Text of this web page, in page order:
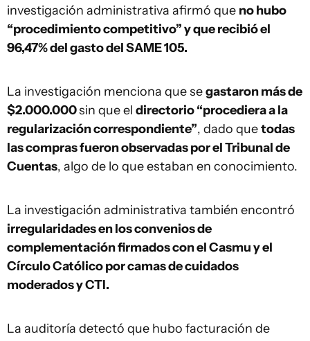
investigación administrativa afirmó que no hubo
“procedimiento competitivo” y que recibió el
96,47% del gasto del SAME 105.
La investigación menciona que segastaron más de
$2.000.000sin que el directorio “procediera a la
regularización correspondiente”, dado quetodas
las compras fueron observadas por el Tribunal de
Cuentas, algo de lo que estaban en conocimiento.
La investigación administrativa también encontró
irregularidades en los convenios de
complementación firmados con el Casmu y el
Círculo Católico por camas de cuidados
moderados y CTI.
La auditoría detectó que hubo facturación de